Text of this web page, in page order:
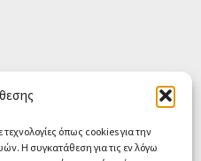
όπως cookies για την
Η συγκατάθεση για τις εν λόγω